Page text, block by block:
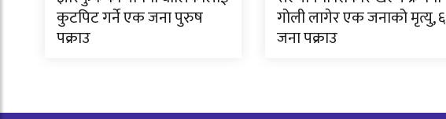
कुटपिट गर्ने एक जना पुरुष
पक्राउ
गोली लागेर एक जनाको मृत्यु, ६
जना पक्राउ